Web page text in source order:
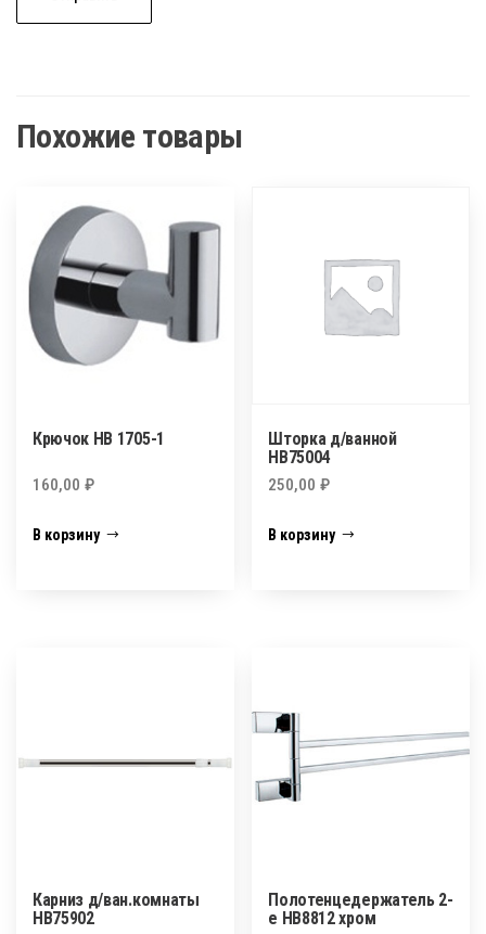
Похожие товары
Крючок НВ 1705-1
160,00 ₽
В корзину
Шторка д/ванной
HB75004
250,00₽
В корзину
Карниз д/ван.комнаты
НВ75902
Полотенцедержатель 2-
е HB8812 хром